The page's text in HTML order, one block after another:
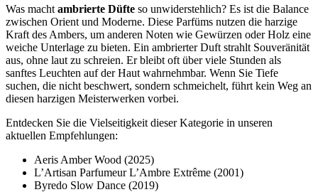
Was macht ambrierte Düfte so unwiderstehlich? Es ist die Balance
zwischen Orient und Moderne. Diese Parfüms nutzen die harzige
Kraft des Ambers, um anderen Noten wie Gewürzen oder Holz eine
weiche Unterlage zu bieten. Ein ambrierter Duft strahlt Souveränität
aus, ohne laut zu schreien. Er bleibt oft über viele Stunden als
sanftes Leuchten auf der Haut wahrnehmbar. Wenn Sie Tiefe
suchen, die nicht beschwert, sondern schmeichelt, führt kein Weg an
diesen harzigen Meisterwerken vorbei.
Entdecken Sie die Vielseitigkeit dieser Kategorie in unseren
aktuellen Empfehlungen:
Aeris Amber Wood (2025)
L’Artisan Parfumeur L’Ambre Extrême (2001)
Byredo Slow Dance (2019)